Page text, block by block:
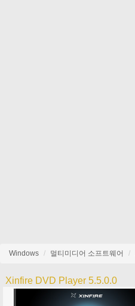
Windows 멀티미디어 소프트웨어
Xinfire DVD Player 5.5.0.0